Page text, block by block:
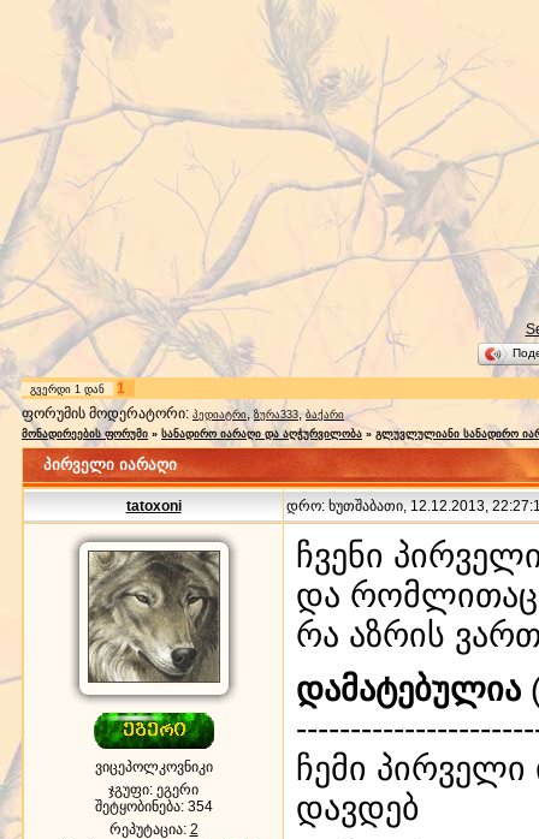
გვერდი 1 დან
1
ფორუმის მოდერატორი: პედიატრი, ზურა333,ბაქარი
მონადირეების ფორუმი » სანადირო იარაღი და აღჭურვილობა » გლუვლულიანი სანადირო
პირველი იარაღი
tatoxoni დრო: ხუთშაბათი, 12.12.2013,
ვიცეპოლკოვნიკი
ჯგუფი: ეგერი
შეტყობინება: 354
რეპუტაცია: 2
ჩვენი
და რომლითაც
რა აზრის
დამატებულია
ჩემი
დავდებ